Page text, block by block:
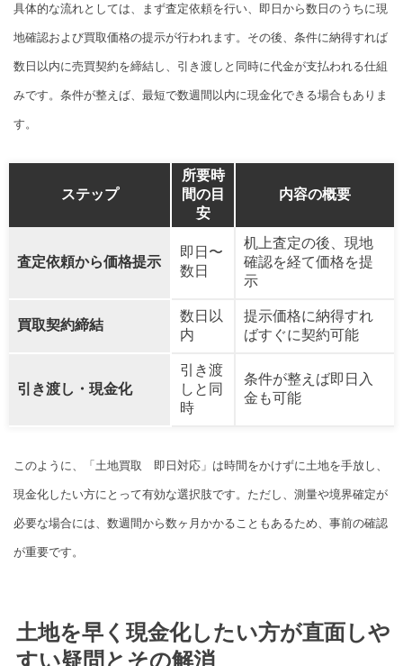
具体的な流れとしては、まず査定依頼を行い、即日から数日のうちに現
地確認および買取価格の提示が行われます。その後、条件に納得すれば
数日以内に売買契約を締結し、引き渡しと同時に代金が支払われる仕組
みです。条件が整えば、最短で数週間以内に現金化できる場合もありま
す。
ステップ
所要時
間の目
安
内容の概要
査定依頼から価格提示
即日〜
数日
机上査定の後、現地
確認を経て価格を提
示
買取契約締結
数日以
内
提示価格に納得すれ
ばすぐに契約可能
引き渡し・現金化
引き渡
しと同
時
条件が整えば即日入
金も可能
このように、「土地買取 即日対応」は時間をかけずに土地を手放し、
現金化したい方にとって有効な選択肢です。ただし、測量や境界確定が
必要な場合には、数週間から数ヶ月かかることもあるため、事前の確認
が重要です。
土地を早く現金化したい方が直面しや
すい疑問とその解消